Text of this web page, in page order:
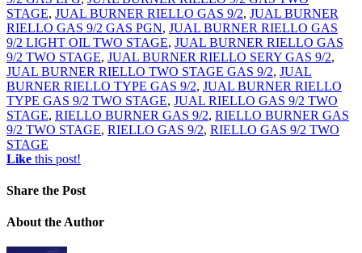
STAGE, JUAL BURNER RIELLO GAS 9/2, JUAL BURNER
RIELLO GAS 9/2 GAS PGN, JUAL BURNER RIELLO GAS
9/2 LIGHT OIL TWO STAGE, JUAL BURNER RIELLO GAS
9/2 TWO STAGE, JUAL BURNER RIELLO SERY GAS 9/2,
JUAL BURNER RIELLO TWO STAGE GAS 9/2, JUAL
BURNER RIELLO TYPE GAS 9/2, JUAL BURNER RIELLO
TYPE GAS 9/2 TWO STAGE, JUAL RIELLO GAS 9/2 TWO
STAGE, RIELLO BURNER GAS 9/2, RIELLO BURNER GAS
9/2 TWO STAGE, RIELLO GAS 9/2, RIELLO GAS 9/2 TWO
STAGE
Like this post!
Share the Post
About the Author